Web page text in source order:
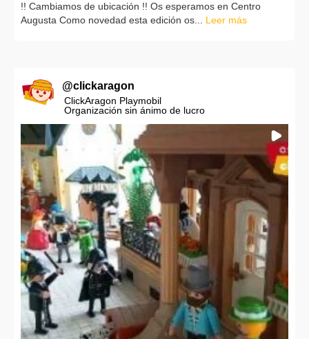
!! Cambiamos de ubicación !! Os esperamos en Centro
Augusta Como novedad esta edición os... Leer más
@clickaragon
ClickAragon Playmobil
Organización sin ánimo de lucro